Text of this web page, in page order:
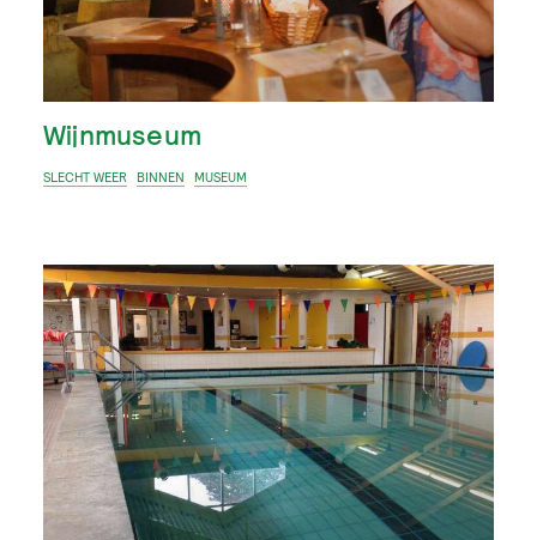
Wijnmuseum
SLECHT WEER BINNEN MUSEUM